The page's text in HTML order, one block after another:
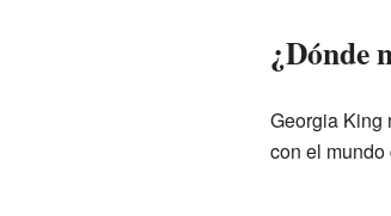
¿Dónde
Georgia King
con el mundo